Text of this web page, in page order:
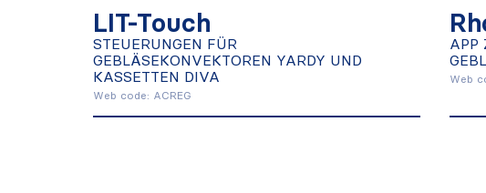
LIT-Touch
STEUERUNGEN FÜR
GEBLÄSEKONVEKTOREN YARDY UND
KASSETTEN DIVA
Web code: ACREG
Mehr herausfinden
APP
Web